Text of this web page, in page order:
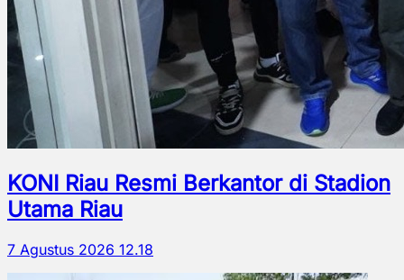
KONI Riau Resmi Berkantor di Stadion
Utama Riau
7 Agustus 2026 12.18